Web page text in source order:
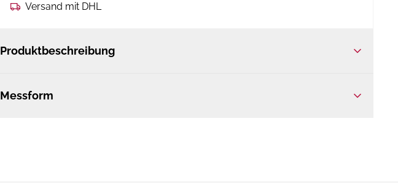
Versand mit DHL
Produktbeschreibung
Messform